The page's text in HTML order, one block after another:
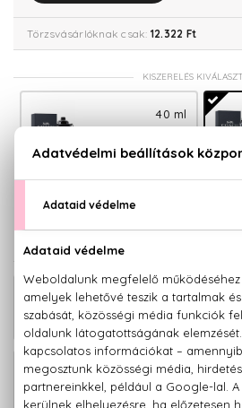
Törzsvásárlóknak csak: 12.322 Ft
KISZERELÉS
40 ml
10.640 Ft
Coach For Men Eau De
Coach For Men